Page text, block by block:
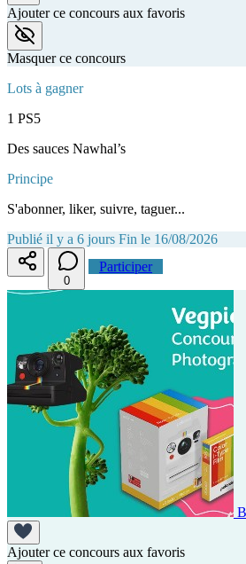
Ajouter ce concours aux favoris
Masquer ce concours
Lots à gagner
1 PS5
Des sauces Nawhal’s
Principe
S'abonner, liker, suivre, taguer...
Publié il y a 6 jours Fin le 16/08/2026
0
Participer
Ajouter ce concours aux favoris